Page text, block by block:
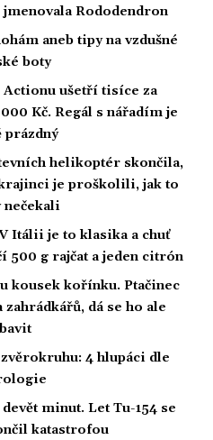
jmenovala Rododendron
aneb tipy na vzdušné
boty
Actionu ušetří tisíce za
Kč. Regál s nářadím je
prázdný
helikoptér skončila,
je proškolili, jak to
nečekali
Itálii je to klasika a chuť
500 g rajčat a jeden citrón
kousek kořínku. Ptačinec
dá se ho ale
4 hlupáci dle
minut. Let Tu-154 se
katastrofou